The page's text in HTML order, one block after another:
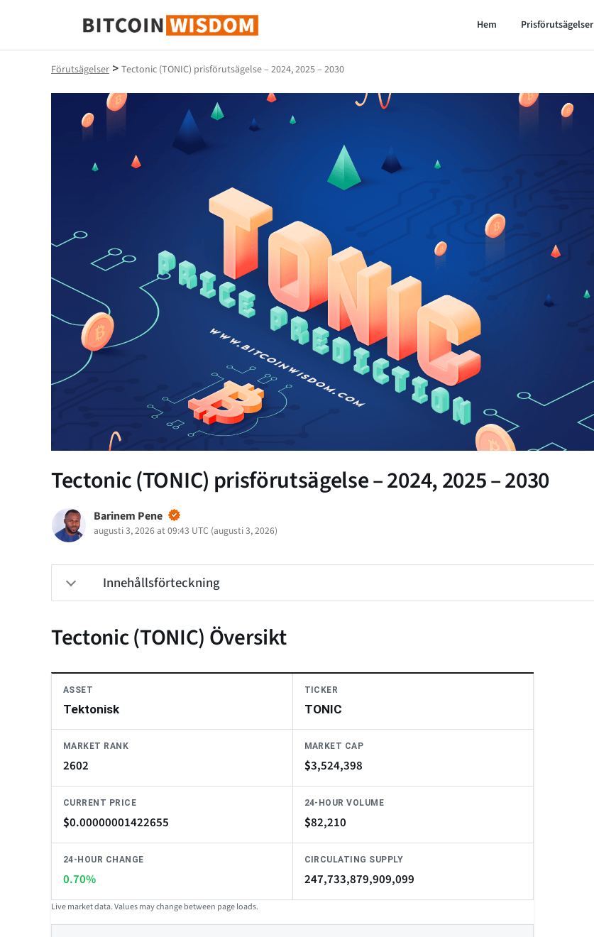
Bitcoin Wisdom
Hem Prisförutsägelser
Förutsägelser > Tectonic (TONIC) prisförutsägelse – 2024, 2025 – 2030
Tectonic (TONIC) prisförutsägelse – 2024, 2025 – 2030
Barinem Pene
augusti 3, 2026 at 09:43 UTC (augusti 3, 2026)
Innehållsförteckning
Tectonic (TONIC) Översikt
ASSET
Tektonisk
TICKER
TONIC
MARKET RANK
2602
MARKET CAP
$3,524,398
CURRENT PRICE
$0.00000001422655
24-HOUR VOLUME
$82,210
24-HOUR CHANGE
0.70%
CIRCULATING SUPPLY
247,733,879,909,099
Live market data. Values may change between page loads.